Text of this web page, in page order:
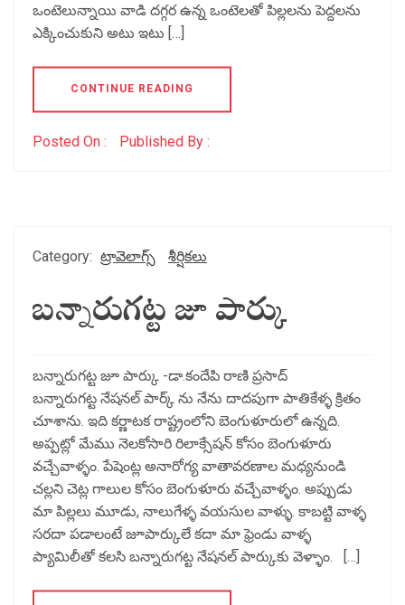
ఒంటెలున్నాయి వాడి దగ్గర ఉన్న ఒంటెలతో పిల్లలను పెద్దలను
ఎక్కించుకుని అటు ఇటు […]
CONTINUE READING
Posted On : Published By :
Category: ట్రావెలాగ్స్ శీర్షికలు
బన్నారుగట్ట జూ పార్కు
బన్నారుగట్ట జూ పార్కు -డా.కందేపి రాణి ప్రసాద్
బన్నారుగట్ట నేషనల్ పార్క్ ను నేను దాదపుగా పాతికేళ్ళ క్రితం
చూశాను. ఇది కర్ణాటక రాష్ట్రంలోని బెంగుళూరులో ఉన్నది.
అప్పట్లో మేము నెలకోసారి రిలాక్సేషన్ కోసం బెంగుళూరు
వచ్చేవాళ్ళం. పేషెంట్ల అనారోగ్య వాతావరణాల మధ్యనుండి
చల్లని చెట్ల గాలుల కోసం బెంగుళూరు వచ్చేవాళ్ళం. అప్పుడు
మా పిల్లలు మూడు, నాలుగేళ్ళ వయసుల వాళ్ళు. కాబట్టి వాళ్ళ
సరదా పడాలంటే జూపార్కులే కదా మా ఫ్రెండు వాళ్ళ
ప్యామిలీతో కలసి బన్నారుగట్ట నేషనల్ పార్కుకు వెళ్ళాం. […]